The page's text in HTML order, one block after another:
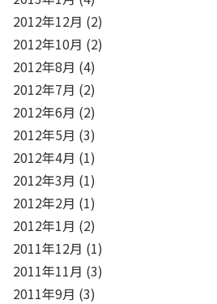
2012年12月 (2)
2012年10月 (2)
2012年8月 (4)
2012年7月 (2)
2012年6月 (2)
2012年5月 (3)
2012年4月 (1)
2012年3月 (1)
2012年2月 (1)
2012年1月 (2)
2011年12月 (1)
2011年11月 (3)
2011年9月 (3)